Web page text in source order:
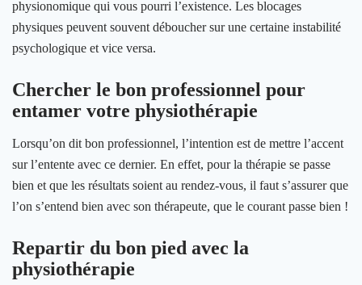
physionomique qui vous pourri l’existence. Les blocages
physiques peuvent souvent déboucher sur une certaine instabilité
psychologique et vice versa.
Chercher le bon professionnel pour
entamer votre physiothérapie
Lorsqu’on dit bon professionnel, l’intention est de mettre l’accent
sur l’entente avec ce dernier. En effet, pour la thérapie se passe
bien et que les résultats soient au rendez-vous, il faut s’assurer que
l’on s’entend bien avec son thérapeute, que le courant passe bien !
Repartir du bon pied avec la
physiothérapie